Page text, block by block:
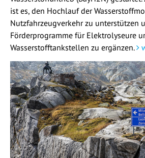
ist es, den Hochlauf der
Nutzfahrzeugverkehr zu unterstützen
Förderprogramme für Elektrolyseure
Wasserstofftankstellen zu ergänzen.